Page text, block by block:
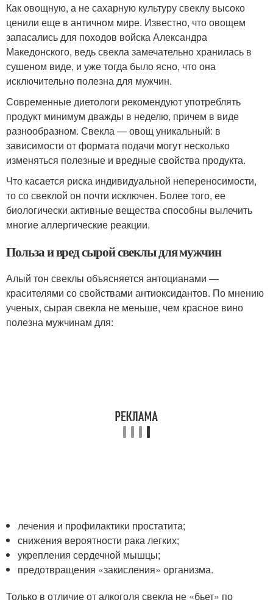
Как овощную, а не сахарную культуру свеклу высоко
ценили еще в античном мире. Известно, что овощем
запасались для походов войска Александра
Македонского, ведь свекла замечательно хранилась в
сушеном виде, и уже тогда было ясно, что она
исключительно полезна для мужчин.
Современные диетологи рекомендуют употреблять
продукт минимум дважды в неделю, причем в виде
разнообразном. Свекла — овощ уникальный: в
зависимости от формата подачи могут несколько
изменяться полезные и вредные свойства продукта.
Что касается риска индивидуальной непереносимости,
то со свеклой он почти исключен. Более того, ее
биологически активные вещества способны вылечить
многие аллергические реакции.
Польза и вред сырой свеклы для мужчин
Алый тон свеклы объясняется антоцианами —
красителями со свойствами антиоксидантов. По мнению
ученых, сырая свекла не меньше, чем красное вино
полезна мужчинам для:
лечения и профилактики простатита;
снижения вероятности рака легких;
укрепления сердечной мышцы;
предотвращения «закисления» организма.
Только в отличие от алкоголя свекла не «бьет» по